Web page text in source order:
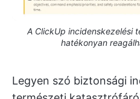
A ClickUp incidenskezelési
hatékonyan
Legyen szó biztonsági